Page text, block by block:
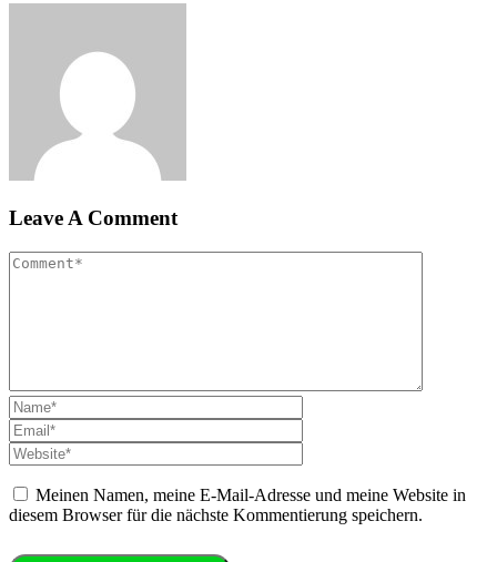
Leave A Comment
Meinen Namen, meine E-Mail-Adresse und meine Website in
diesem Browser für die nächste Kommentierung speichern.